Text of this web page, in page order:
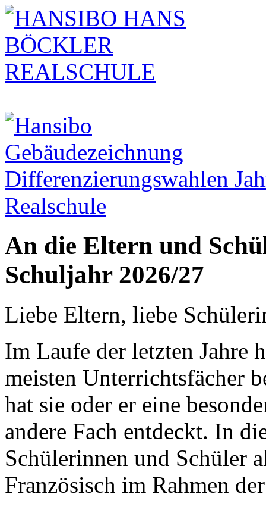
Differenzierungswahlen
Realschule
An die Eltern und
Schuljahr 2026/27
Liebe Eltern, liebe
Im Laufe der letzten Jahre
meisten Unter­richts­fächer
hat sie oder er eine
andere Fach entdeckt. In
Schülerinnen und Schüler
Französisch im Rah­men